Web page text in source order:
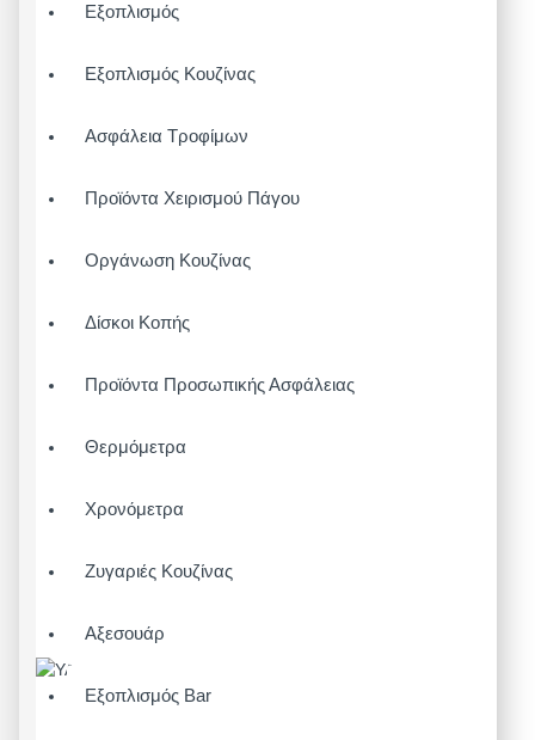
Εξοπλισμός
Εξοπλισμός Κουζίνας
Ασφάλεια Τροφίμων
Προϊόντα Χειρισμού Πάγου
Οργάνωση Κουζίνας
Δίσκοι Κοπής
Προϊόντα Προσωπικής Ασφάλειας
Θερμόμετρα
Χρονόμετρα
Ζυγαριές Κουζίνας
Αξεσουάρ
Εξοπλισμός Bar